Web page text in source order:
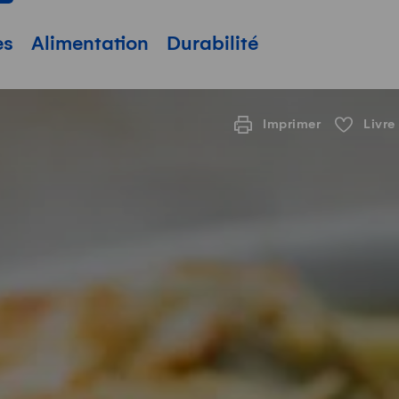
Alimentation Durabilité
Imprimer Livre